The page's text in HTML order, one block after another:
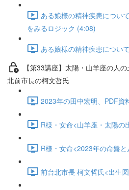
ある娘様の精神疾患につ
をみるロジック (4:08)
ある娘様の精神疾患につい
【第33講座】太陽・山羊座の人
北前市長の柯文哲氏
2023年の田中宏明、PDF資
R様・女命<山羊座・太陽の
R様・女命<2023年の命盤
前台北市長 柯文哲氏<出生